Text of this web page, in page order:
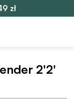
zł
2'2'